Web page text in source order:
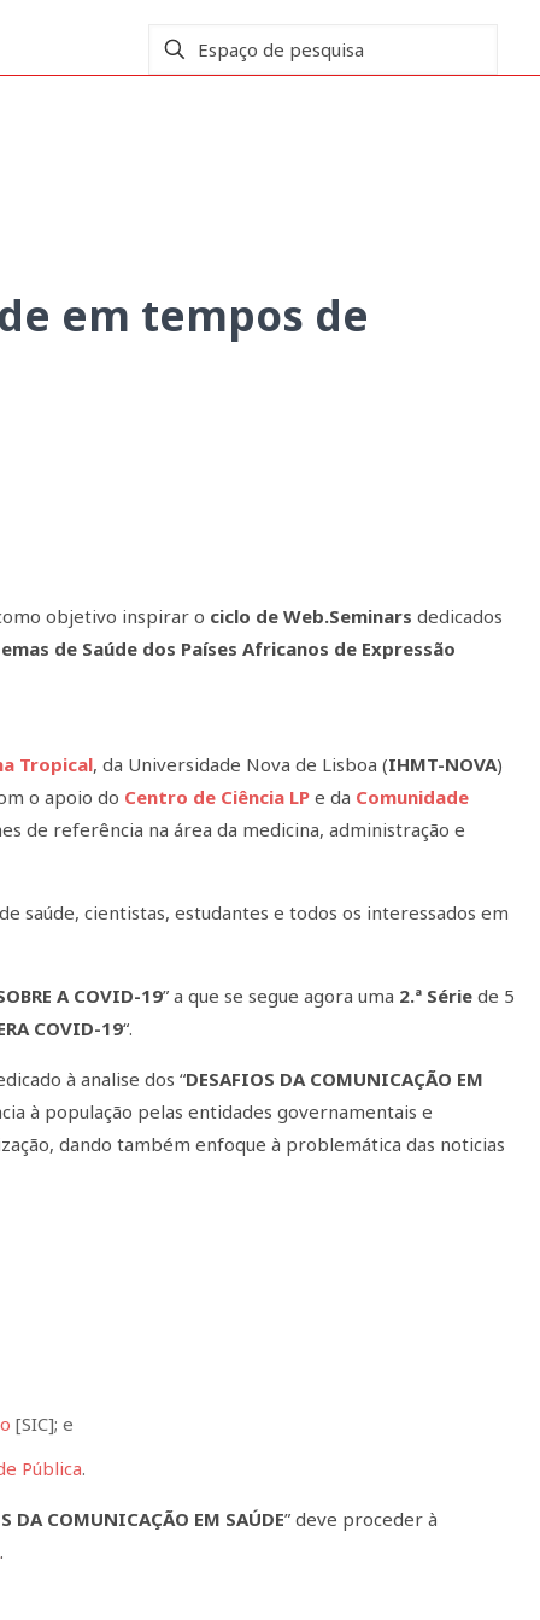
em tempos de
objetivo inspirar o ciclo de Web.Seminarsdedicados
de Saúde dos Países Africanos de Expressão
Tropical, da Universidade Nova de Lisboa (IHMT-NOVA)
o apoio do Centro de Ciência LP e da Comunidade
de referência na área da medicina, administração e
saúde, cientistas, estudantes e todos os interessados em
A COVID-19” a que se segue agora uma 2.ª Série de 5
COVID-19“.
à analise dos “DESAFIOS DA COMUNICAÇÃO EM
à população pelas entidades governamentais e
dando também enfoque à problemática das noticias
[SIC]; e
Pública.
DA COMUNICAÇÃO EM SAÚDE” deve proceder à
.